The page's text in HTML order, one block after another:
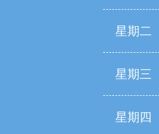
星期二
星期三
星期四